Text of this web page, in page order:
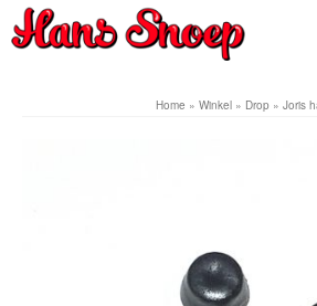
Home » Winkel » Drop » Joris